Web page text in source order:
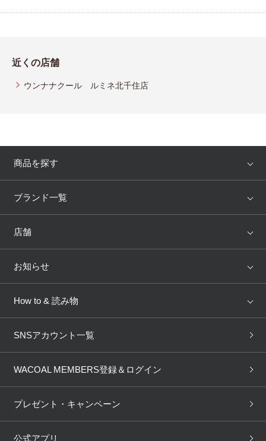
近くの店舗
ウンナナクール ルミネ北千住店
商品を探す
アイテム
トピックス
ブランド一覧
WACOAL
AMPHI une nana cool
OUR WACOAL
WACOAL Remamma Mens Innerwear
Licensed Brands
店舗
店舗を探す
ブラ無料診断
3Dボディスキャン
お知らせ
新着情報
商品回収
ニュース＆トピックス
How to & 読み物
下着の基礎知識
ブラパン ワコールスタイル
SNSアカウント一覧
WACOAL MEMBERS登録＆ログイン
プレゼント・キャンペーン
公式アプリ